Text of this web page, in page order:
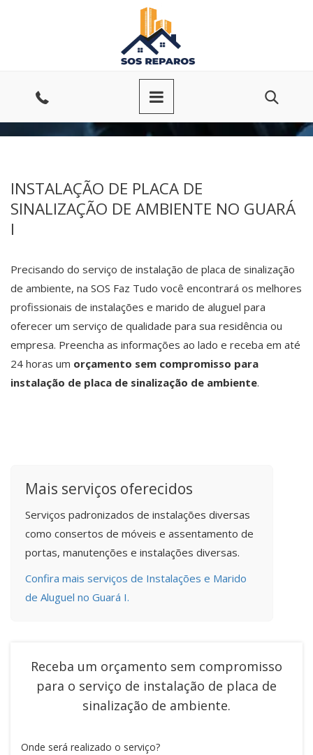
INSTALAÇÃO DE PLACA DE
SINALIZAÇÃO DE AMBIENTE NO GUARÁ
I
Precisando do serviço de instalação de placa de sinalização
de ambiente, na SOS Faz Tudo você encontrará os melhores
profissionais de instalações e marido de aluguel para
oferecer um serviço de qualidade para sua residência ou
empresa. Preencha as informações ao lado e receba em até
24 horas um orçamento sem compromisso para
instalação de placa de sinalização de ambiente.
Mais serviços oferecidos
Serviços padronizados de instalações diversas
como consertos de móveis e assentamento de
portas, manutenções e instalações diversas.
Confira mais serviços de Instalações e Marido
de Aluguel no Guará I.
Receba um orçamento sem compromisso
para o serviço de instalação de placa de
sinalização de ambiente.
Onde será realizado o serviço?